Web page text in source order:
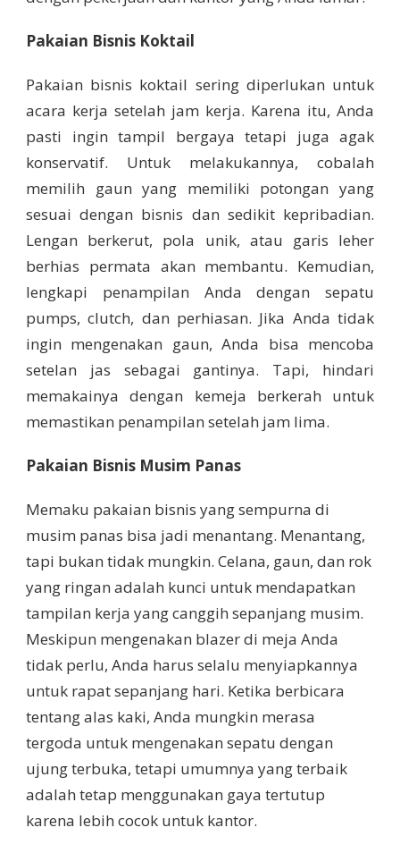
Pakaian Bisnis Koktail
Pakaian bisnis koktail sering diperlukan untuk
acara kerja setelah jam kerja. Karena itu, Anda
pasti ingin tampil bergaya tetapi juga agak
konservatif. Untuk melakukannya, cobalah
memilih gaun yang memiliki potongan yang
sesuai dengan bisnis dan sedikit kepribadian.
Lengan berkerut, pola unik, atau garis leher
berhias permata akan membantu. Kemudian,
lengkapi penampilan Anda dengan sepatu
pumps, clutch, dan perhiasan. Jika Anda tidak
ingin mengenakan gaun, Anda bisa mencoba
setelan jas sebagai gantinya. Tapi, hindari
memakainya dengan kemeja berkerah untuk
memastikan penampilan setelah jam lima.
Pakaian Bisnis Musim Panas
Memaku pakaian bisnis yang sempurna di
musim panas bisa jadi menantang. Menantang,
tapi bukan tidak mungkin. Celana, gaun, dan rok
yang ringan adalah kunci untuk mendapatkan
tampilan kerja yang canggih sepanjang musim.
Meskipun mengenakan blazer di meja Anda
tidak perlu, Anda harus selalu menyiapkannya
untuk rapat sepanjang hari. Ketika berbicara
tentang alas kaki, Anda mungkin merasa
tergoda untuk mengenakan sepatu dengan
ujung terbuka, tetapi umumnya yang terbaik
adalah tetap menggunakan gaya tertutup
karena lebih cocok untuk kantor.